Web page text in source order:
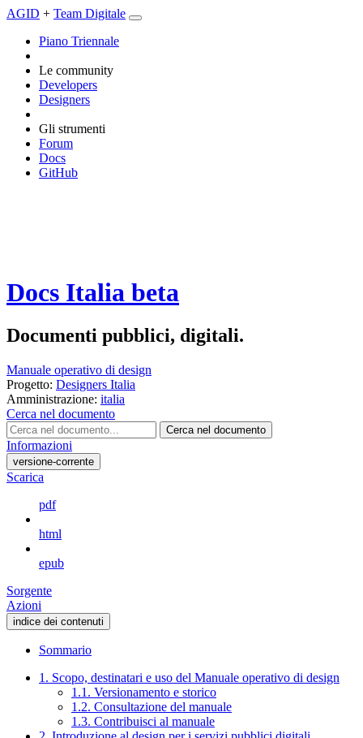
AGID + Team Digitale
Piano Triennale
Le community
Developers
Designers
Gli strumenti
Forum
Docs
GitHub
Docs Italia beta
Documenti pubblici, digitali.
Manuale operativo di design
Progetto: Designers Italia
Amministrazione: italia
Cerca nel documento
Cerca nel documento
Informazioni
versione-corrente
Scarica
pdf
html
epub
Sorgente
Azioni
indice dei contenuti
Sommario
1. Scopo, destinatari e uso del Manuale operativo di design
1.1. Versionamento e storico
1.2. Consultazione del manuale
1.3. Contribuisci al manuale